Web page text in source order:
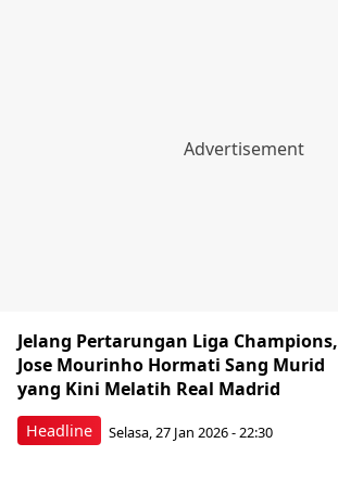
Headline
Jelang Pertarungan Liga Champions,
Jose Mourinho Hormati Sang Murid
yang Kini Melatih Real Madrid
Selasa, 27 Jan 2026 - 22:30